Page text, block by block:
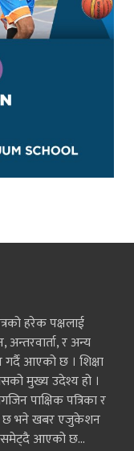
हरेक पक्षलाई
र अन्य
गर्दै आएको छ । शिक्षा
मुख्य उदेश्य हो ।
पाक्षिक पत्रिका र
छ भने खबर एजुकेशन
समेट्दै आएको छ...